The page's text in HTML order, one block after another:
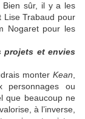
Bien sûr, il y a les
Lise Trabaud pour
Nogaret pour les
projets et envies
monter Kean
personnages ou
que beaucoup ne
à l’inverse,